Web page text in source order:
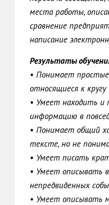
места работы,
сравнение
написание
Результаты
• Понимает
относящиеся к кругу
• Умеет находить и
информацию в
• Понимает общий
тексте, но не
• Умеет писать
• Умеет описывать
непредвиденных
• Умеет описывать